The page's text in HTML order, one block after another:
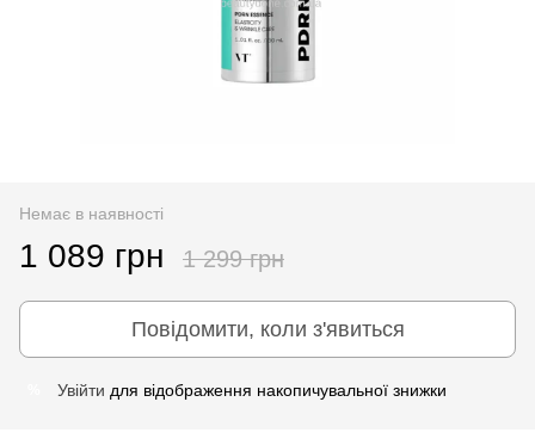
Немає в наявності
1 089 грн 1 299 грн
Повідомити, коли з'явиться
Увійти для відображення накопичувальної знижки